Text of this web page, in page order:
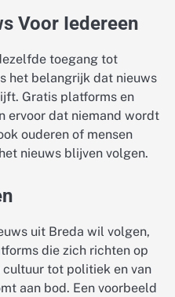
Voor Iedereen
toegang tot
het belangrijk dat nieuws
Gratis platforms en
ervoor dat niemand wordt
ouderen of mensen
nieuws blijven volgen.
uit Breda wil volgen,
die zich richten op
cultuur tot politiek en van
aan bod. Een voorbeeld